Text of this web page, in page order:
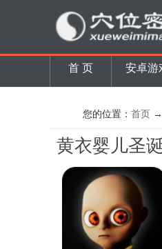
首 页 安卓游
您的位置： 首页 →
黄衣婴儿圣